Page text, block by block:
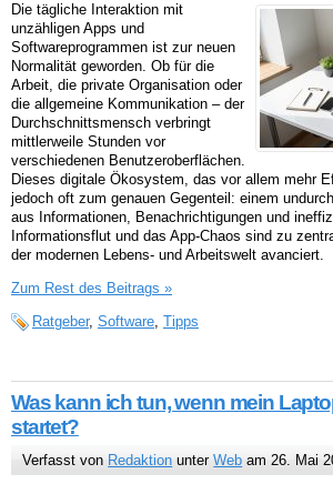
Die tägliche Interaktion mit
unzähligen Apps und
Softwareprogrammen ist zur neuen
Normalität geworden. Ob für die
Arbeit, die private Organisation oder
die allgemeine Kommunikation – der
Durchschnittsmensch verbringt
mittlerweile Stunden vor
verschiedenen Benutzeroberflächen.
Dieses digitale Ökosystem, das vor allem mehr
jedoch oft zum genauen Gegenteil: einem
aus Informationen, Benachrichtigungen und
Informationsflut und das App-Chaos sind zu
der modernen Lebens- und Arbeitswelt avanciert.
Zum Rest des Beitrags »
Ratgeber, Software Tipps
Was kann ich tun, wenn mein
startet?
Verfasst von Redaktion unterWeb am 26. Mai